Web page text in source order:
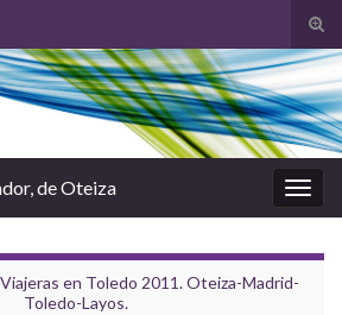
de Oteiza
en Toledo 2011. Oteiza-Madrid-
Toledo-Layos.